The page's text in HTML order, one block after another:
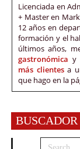
Licenciada en
+ Master en
12 años en
formación y el
últimos años,
gastronómica y
más clientes a
que hago en la
BUSCADOR